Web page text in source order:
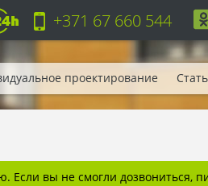
+371 67 660 544
проектирование
вы не смогли дозвониться,